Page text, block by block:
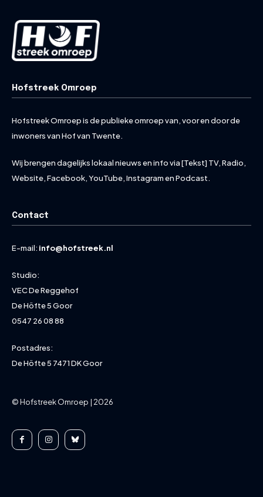
Hofstreek Omroep
Hofstreek Omroep is de publieke omroep van, voor en door de
inwoners van Hof van Twente.
Wij brengen dagelijks lokaal nieuws en info via [Tekst] TV, Radio,
Website, Facebook, YouTube, Instagram en Podcast.
Contact
E-mail: info@hofstreek.nl
Studio:
VEC De Reggehof
De Höfte 5 Goor
0547 26 08 88
Postadres:
De Höfte 5 7471 DK Goor
© Hofstreek Omroep | 2026